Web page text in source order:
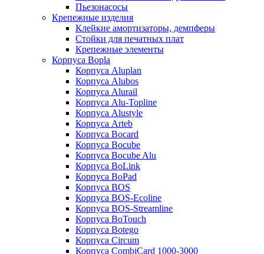
Пьезонасосы
Крепежные изделия
Клейкие амортизаторы, демпферы
Стойки для печатных плат
Крепежные элементы
Корпуса Bopla
Корпуса Aluplan
Корпуса Alubos
Корпуса Alurail
Корпуса Alu-Topline
Корпуса Alustyle
Корпуса Arteb
Корпуса Bocard
Корпуса Bocube
Корпуса Bocube Alu
Корпуса BoLink
Корпуса BoPad
Корпуса BOS
Корпуса BOS-Ecoline
Корпуса BOS-Streamline
Корпуса BoTouch
Корпуса Botego
Корпуса Circum
Корпуса CombiCard 1000-3000